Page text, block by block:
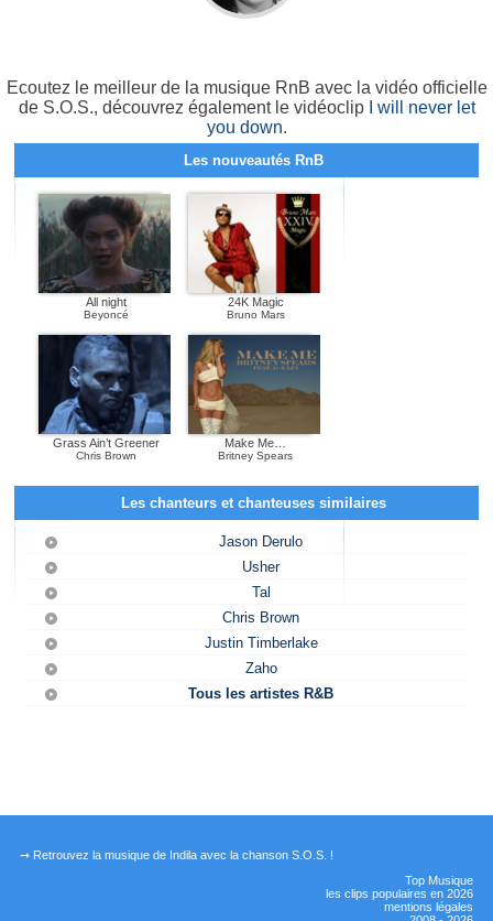
Ecoutez le meilleur de la musique RnB avec la vidéo officielle
de S.O.S., découvrez également le vidéoclip
I will never let
you down.
Les nouveautés RnB
All night
Beyoncé
24K Magic
Bruno Mars
Grass Ain’t Greener
Chris Brown
Make Me…
Britney Spears
Les chanteurs et chanteuses similaires
Jason Derulo
Usher
Tal
Chris Brown
Justin Timberlake
Zaho
Tous les artistes R&B
➙ Retrouvez la musique de Indila avec la chanson S.O.S. !
Top Musique
les clips populaires en 2026
mentions légales